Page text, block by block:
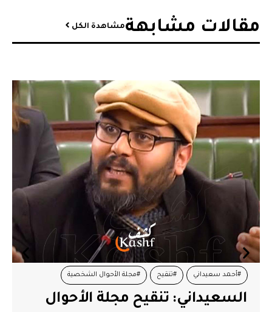
مقالات مشابهة​مشاهدة الكل
#أحمد سعيداني #تنقيح #مجلة الأحوال الشخصية
السعيداني: تنقيح مجلة الأحوال